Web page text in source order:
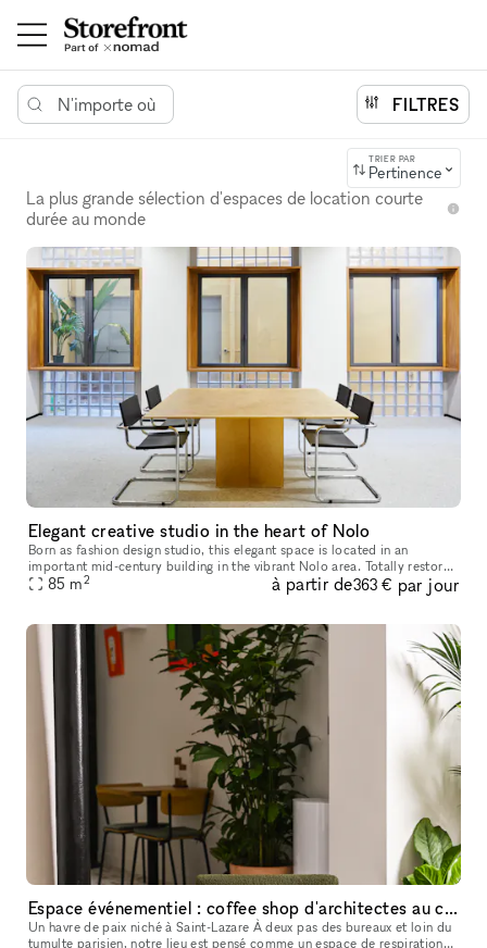
N'importe où FILTRES
TRIER PAR
Pertinence
La plus grande sélection d'espaces de location courte
durée au monde
Elegant creative studio in the heart of Nolo
Born as fashion design studio, this elegant space is located in an
important mid-century building in the vibrant Nolo area. Totally restored
from a famous Milanese architect, this location can be re
85 m2 à partir de363 € par jour
Espace événementiel : coffee shop d'architectes au coeur du 8ème !
Un havre de paix niché à Saint-Lazare À deux pas des bureaux et loin du
tumulte parisien, notre lieu est pensé comme un espace de respiration